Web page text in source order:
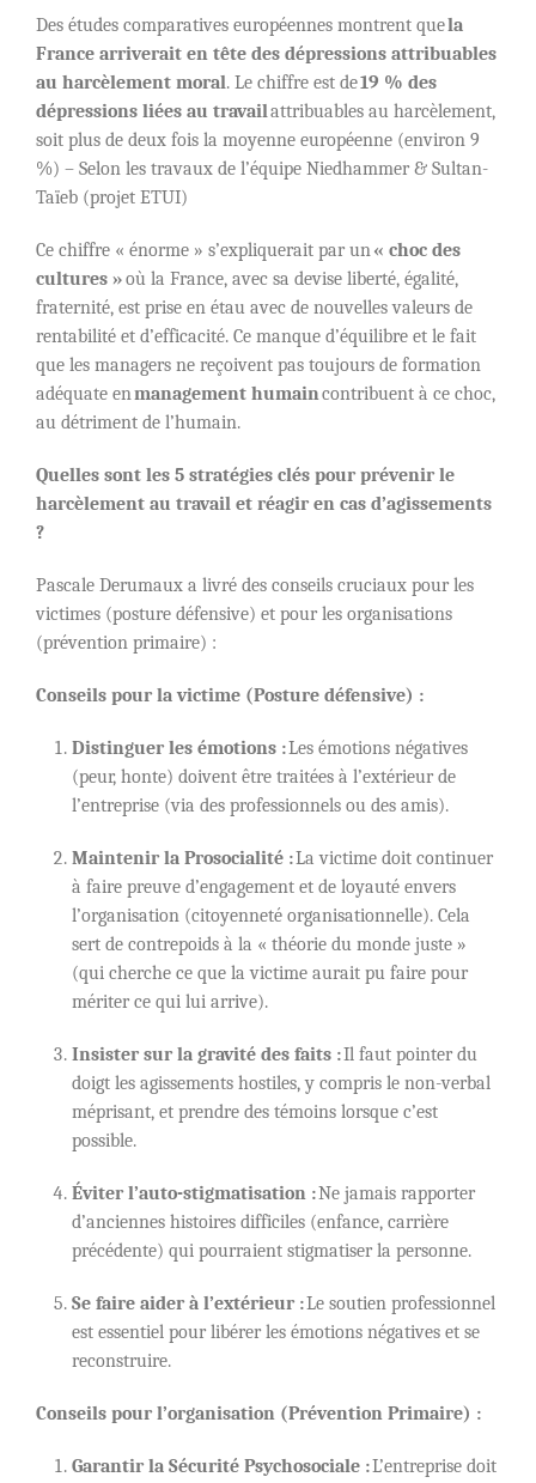
Des études comparatives européennes montrent quela
France arriverait en tête des dépressions attribuables
au harcèlement moral. Le chiffre est de19 % des
dépressions liées au travailattribuables au harcèlement,
soit plus de deux fois la moyenne européenne (environ 9
%) – Selon les travaux de l’équipe Niedhammer & Sultan-
Taïeb (projet ETUI)
Ce chiffre « énorme » s’expliquerait par un« choc des
cultures »où la France, avec sa devise liberté, égalité,
fraternité, est prise en étau avec de nouvelles valeurs de
rentabilité et d’efficacité. Ce manque d’équilibre et le fait
que les managers ne reçoivent pas toujours de formation
adéquate enmanagement humaincontribuent à ce choc,
au détriment de l’humain.
Quelles sont les 5 stratégies clés pour prévenir le
harcèlement au travail et réagir en cas d’agissements
?
Pascale Derumaux a livré des conseils cruciaux pour les
victimes (posture défensive) et pour les organisations
(prévention primaire) :
Conseils pour la victime (Posture défensive) :
Distinguer les émotions :Les émotions négatives
(peur, honte) doivent être traitées à l’extérieur de
l’entreprise (via des professionnels ou des amis).
Maintenir la Prosocialité :La victime doit continuer
à faire preuve d’engagement et de loyauté envers
l’organisation (citoyenneté organisationnelle). Cela
sert de contrepoids à la « théorie du monde juste »
(qui cherche ce que la victime aurait pu faire pour
mériter ce qui lui arrive).
Insister sur la gravité des faits :Il faut pointer du
doigt les agissements hostiles, y compris le non-verbal
méprisant, et prendre des témoins lorsque c’est
possible.
Éviter l’auto-stigmatisation :Ne jamais rapporter
d’anciennes histoires difficiles (enfance, carrière
précédente) qui pourraient stigmatiser la personne.
Se faire aider à l’extérieur :Le soutien professionnel
est essentiel pour libérer les émotions négatives et se
reconstruire.
Conseils pour l’organisation (Prévention Primaire) :
Garantir la Sécurité Psychosociale :L’entreprise doit